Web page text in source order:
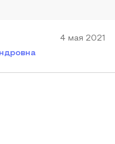
4 мая 2021